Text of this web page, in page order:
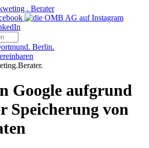
Berlin.
Google aufgrund
Speicherung von